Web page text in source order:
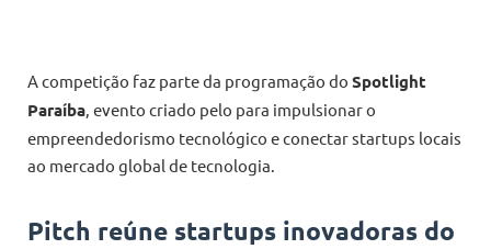
A competição faz parte da programação do Spotlight
Paraíba, evento criado pelo para impulsionar o
empreendedorismo tecnológico e conectar startups locais
ao mercado global de tecnologia.
Pitch reúne startups inovadoras do